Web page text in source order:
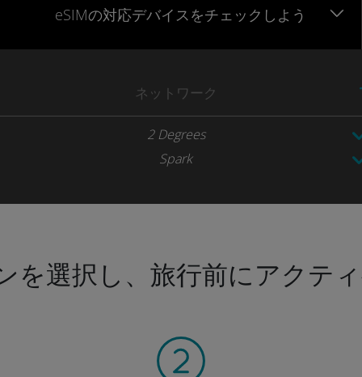
eSIMの対応デバイスをチェックしよう
ネットワーク
2 Degrees
Spark
を選択し、旅行前にアクテ